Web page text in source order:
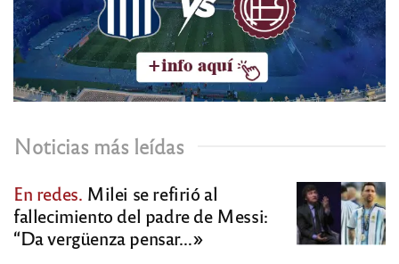
Noticias más leídas
En redes. Milei se refirió al
fallecimiento del padre de Messi:
“Da vergüenza pensar…»